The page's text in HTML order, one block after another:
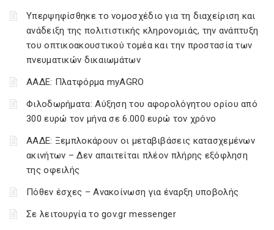
Υπερψηφίσθηκε το νομοσχέδιο για τη διαχείριση και
ανάδειξη της πολιτιστικής κληρονομιάς, την ανάπτυξη
του οπτικοακουστικού τομέα και την προστασία των
πνευματικών δικαιωμάτων
ΑΑΔΕ: Πλατφόρμα myAGRO
Φιλοδωρήματα: Αύξηση του αφορολόγητου ορίου από
300 ευρώ τον μήνα σε 6.000 ευρώ τον χρόνο
ΑΑΔΕ: Ξεμπλοκάρουν οι μεταβιβάσεις κατασχεμένων
ακινήτων – Δεν απαιτείται πλέον πλήρης εξόφληση
της οφειλής
Πόθεν έσχες – Ανακοίνωση για έναρξη υποβολής
Σε λειτουργία το gov.gr messenger